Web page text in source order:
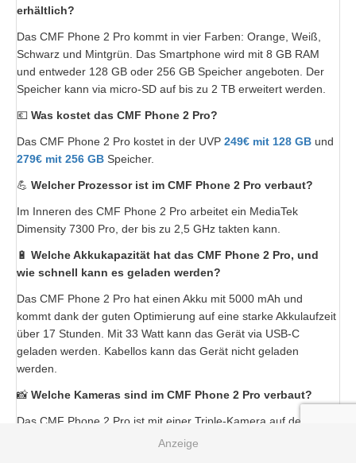
erhältlich?
Das CMF Phone 2 Pro kommt in vier Farben: Orange, Weiß,
Schwarz und Mintgrün. Das Smartphone wird mit 8 GB RAM
und entweder 128 GB oder 256 GB Speicher angeboten. Der
Speicher kann via micro-SD auf bis zu 2 TB erweitert werden.
💶 Was kostet das CMF Phone 2 Pro?
Das CMF Phone 2 Pro kostet in der UVP 249€ mit 128 GB und
279€ mit 256 GB Speicher.
💪 Welcher Prozessor ist im CMF Phone 2 Pro verbaut?
Im Inneren des CMF Phone 2 Pro arbeitet ein MediaTek
Dimensity 7300 Pro, der bis zu 2,5 GHz takten kann.
🔋 Welche Akkukapazität hat das CMF Phone 2 Pro, und
wie schnell kann es geladen werden?
Das CMF Phone 2 Pro hat einen Akku mit 5000 mAh und
kommt dank der guten Optimierung auf eine starke Akkulaufzeit
über 17 Stunden. Mit 33 Watt kann das Gerät via USB-C
geladen werden. Kabellos kann das Gerät nicht geladen
werden.
📸 Welche Kameras sind im CMF Phone 2 Pro verbaut?
Das CMF Phone 2 Pro ist mit einer Triple-Kamera auf der
Rückseite ausgestattet. Neben der Hauptkamera (50 MP,